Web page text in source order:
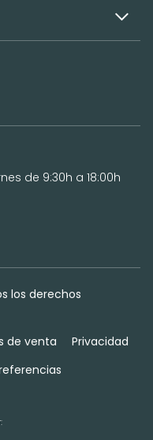
de 9:30h a 18:00h
los derechos
de venta
Privacidad